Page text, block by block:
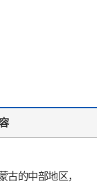
古的中部地区，